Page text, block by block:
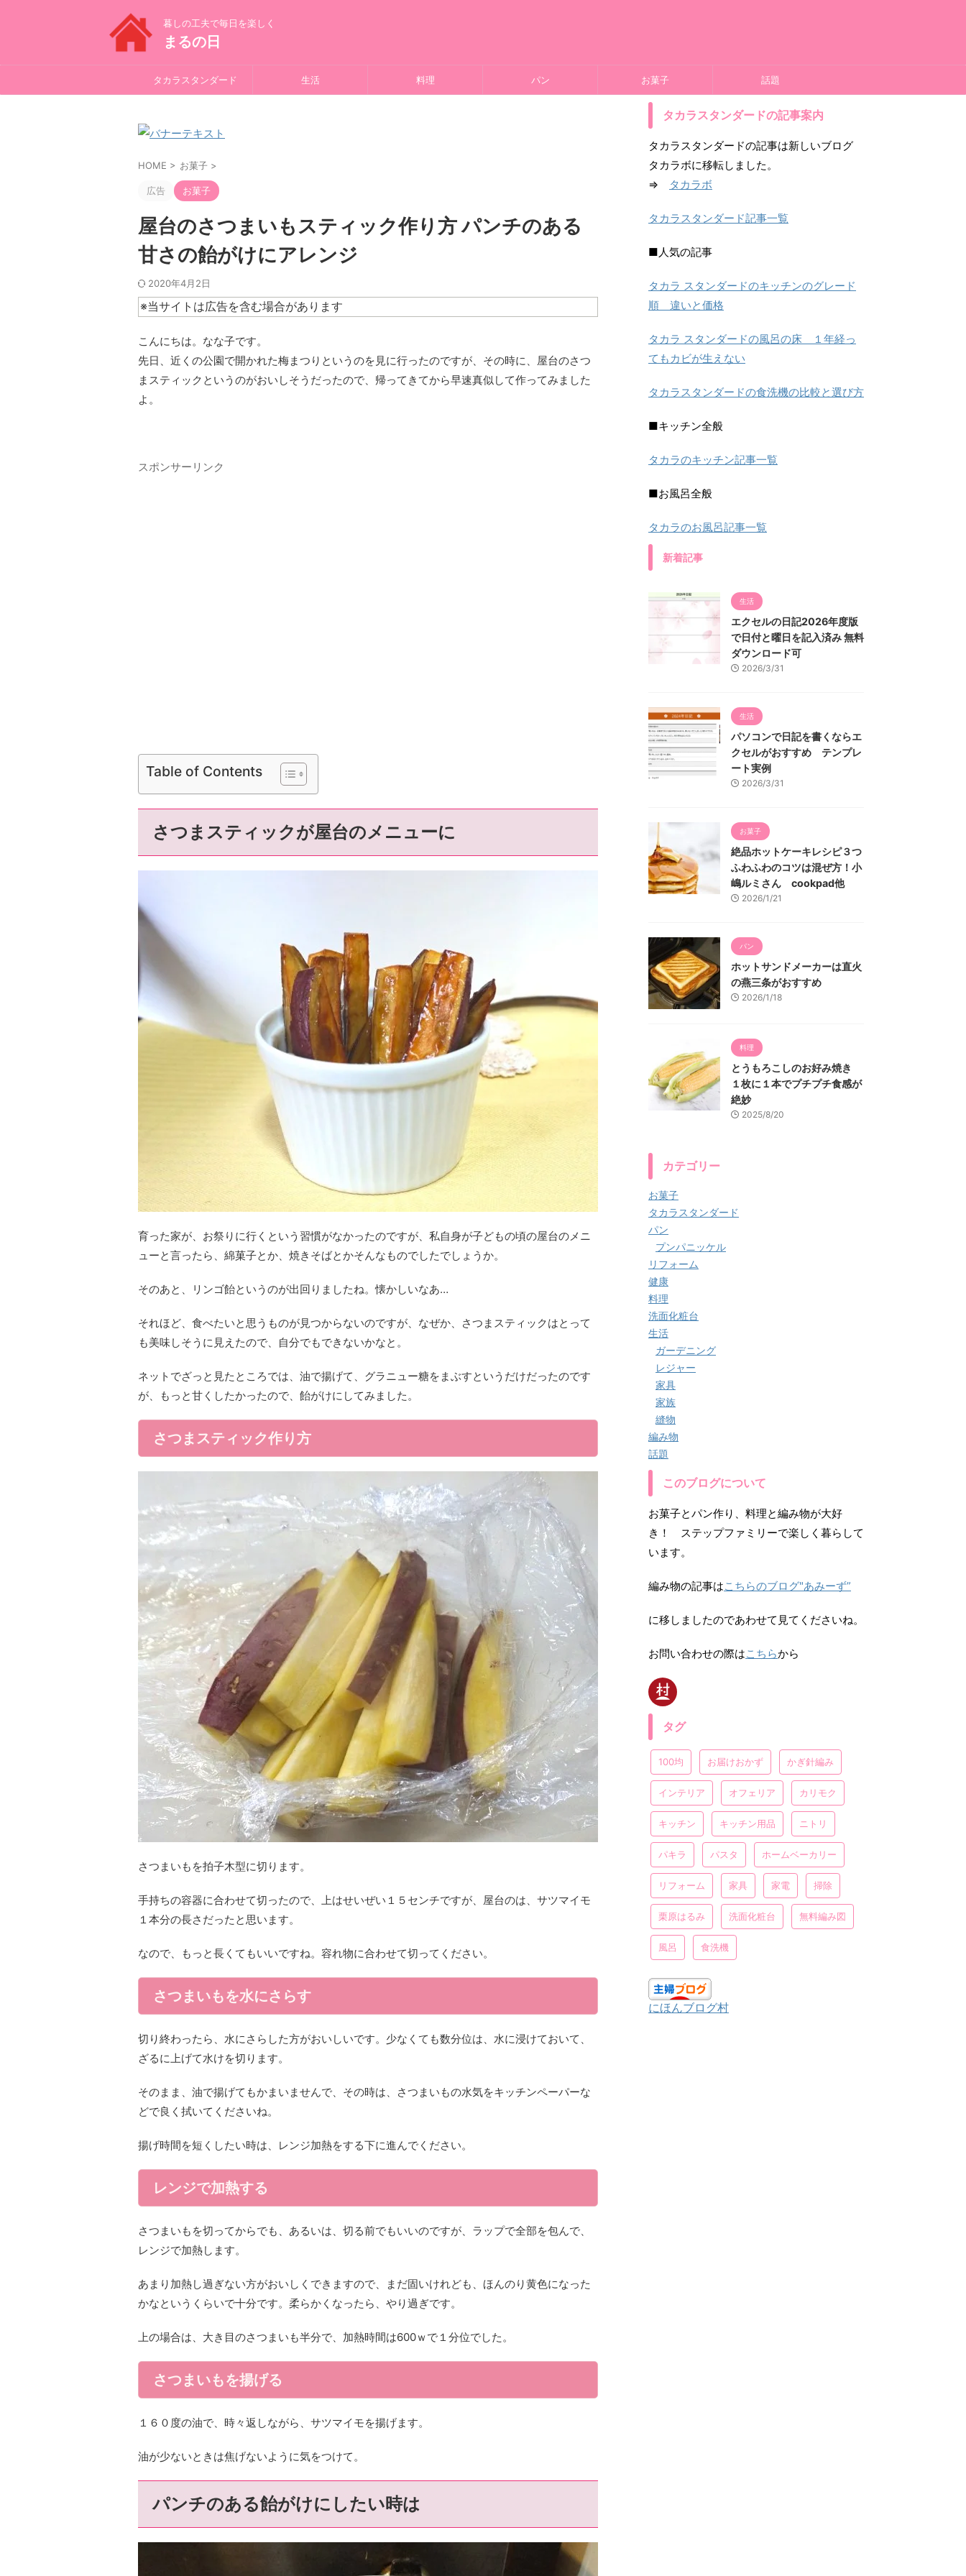
暮しの工夫で毎日を楽しく
まるの日
タカラスタンダード 生活 料理 パン お菓子 話題
HOME > お菓子 >
広告 お菓子
屋台のさつまいもスティック作り方 パンチのある
甘さの飴がけにアレンジ
2020年4月2日
※当サイトは広告を含む場合があります
こんにちは。なな子です。
先日、近くの公園で開かれた梅まつりというのを見に行ったのですが、その時に、屋台のさつ
まスティックというのがおいしそうだったので、帰ってきてから早速真似して作ってみました
よ。
スポンサーリンク
Table of Contents
さつまスティックが屋台のメニューに
育った家が、お祭りに行くという習慣がなかったのですが、私自身が子どもの頃の屋台のメニ
ューと言ったら、綿菓子とか、焼きそばとかそんなものでしたでしょうか。
そのあと、リンゴ飴というのが出回りましたね。懐かしいなあ…
それほど、食べたいと思うものが見つからないのですが、なぜか、さつまスティックはとって
も美味しそうに見えたので、自分でもできないかなと。
ネットでざっと見たところでは、油で揚げて、グラニュー糖をまぶすというだけだったのです
が、もっと甘くしたかったので、飴がけにしてみました。
さつまスティック作り方
さつまいもを拍子木型に切ります。
手持ちの容器に合わせて切ったので、上はせいぜい１５センチですが、屋台のは、サツマイモ
１本分の長さだったと思います。
なので、もっと長くてもいいですね。容れ物に合わせて切ってください。
さつまいもを水にさらす
切り終わったら、水にさらした方がおいしいです。少なくても数分位は、水に浸けておいて、
ざるに上げて水けを切ります。
そのまま、油で揚げてもかまいませんで、その時は、さつまいもの水気をキッチンペーパーな
どで良く拭いてくださいね。
揚げ時間を短くしたい時は、レンジ加熱をする下に進んでください。
レンジで加熱する
さつまいもを切ってからでも、あるいは、切る前でもいいのですが、ラップで全部を包んで、
レンジで加熱します。
あまり加熱し過ぎない方がおいしくできますので、まだ固いけれども、ほんのり黄色になった
かなというくらいで十分です。柔らかくなったら、やり過ぎです。
上の場合は、大き目のさつまいも半分で、加熱時間は600ｗで１分位でした。
さつまいもを揚げる
１６０度の油で、時々返しながら、サツマイモを揚げます。
油が少ないときは焦げないように気をつけて。
パンチのある飴がけにしたい時は
タカラスタンダードの記事案内
タカラスタンダードの記事は新しいブログ
タカラボに移転しました。
⇒
タカラボ
タカラスタンダード記事一覧
■人気の記事
タカラ スタンダードのキッチンのグレード
順 違いと価格
タカラ スタンダードの風呂の床 １年経っ
てもカビが生えない
タカラスタンダードの食洗機の比較と選び方
■キッチン全般
タカラのキッチン記事一覧
■お風呂全般
タカラのお風呂記事一覧
新着記事
生活
エクセルの日記2026年度版
で日付と曜日を記入済み 無料
ダウンロード可
2026/3/31
生活
パソコンで日記を書くならエ
クセルがおすすめ テンプレ
ート実例
2026/3/31
お菓子
絶品ホットケーキレシピ３つ
ふわふわのコツは混ぜ方！小
嶋ルミさん cookpad他
2026/1/21
パン
ホットサンドメーカーは直火
の燕三条がおすすめ
2026/1/18
料理
とうもろこしのお好み焼き
１枚に１本でプチプチ食感が
絶妙
2025/8/20
カテゴリー
お菓子
タカラスタンダード
パン
プンパニッケル
リフォーム
健康
料理
洗面化粧台
生活
ガーデニング
レジャー
家具
家族
縫物
編み物
話題
このブログについて
お菓子とパン作り、料理と編み物が大好
き！ ステップファミリーで楽しく暮らして
います。
編み物の記事はこちらのブログ"あみーず”
に移しましたのであわせて見てくださいね。
お問い合わせの際はこちらから
タグ
100均 お届けおかず かぎ針編み
インテリア オフェリア カリモク
キッチン キッチン用品 ニトリ
パキラ パスタ ホームベーカリー
リフォーム 家具 家電 掃除
栗原はるみ 洗面化粧台 無料編み図
風呂 食洗機
にほんブログ村